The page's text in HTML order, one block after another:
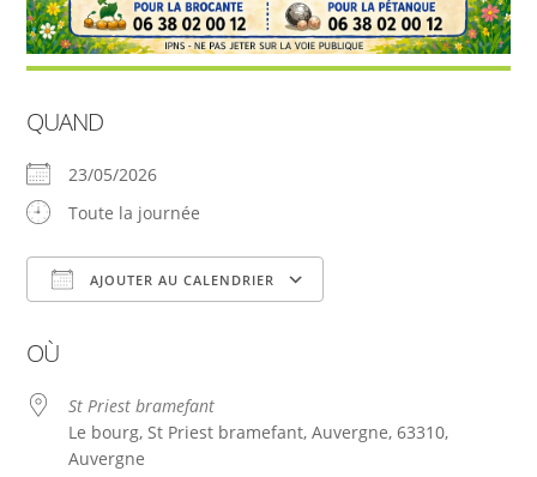
QUAND
23/05/2026
Toute la journée
AJOUTER AU CALENDRIER
OÙ
St Priest bramefant
Le bourg, St Priest bramefant, Auvergne, 63310,
Auvergne